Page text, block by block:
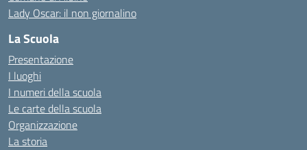
Lady Oscar: il non giornalino
La Scuola
Presentazione
I luoghi
I numeri della scuola
Le carte della scuola
Organizzazione
La storia